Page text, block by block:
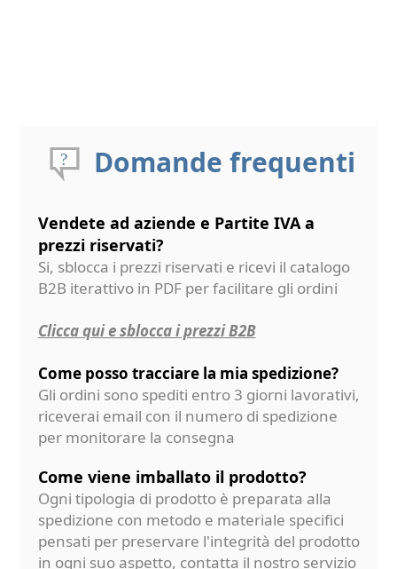
Domande frequenti
Vendete ad aziende e Partite IVA a
prezzi riservati?
Si, sblocca i prezzi riservati e ricevi il catalogo
B2B iterattivo in PDF per facilitare gli ordini
Clicca qui e sblocca i prezzi B2B
Come posso tracciare la mia spedizione?
Gli ordini sono spediti entro 3 giorni lavorativi,
riceverai email con il numero di spedizione
per monitorare la consegna
Come viene imballato il prodotto?
Ogni tipologia di prodotto è preparata alla
spedizione con metodo e materiale specifici
pensati per preservare l'integrità del prodotto
in ogni suo aspetto, contatta il nostro servizio